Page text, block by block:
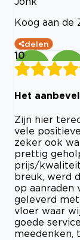
Koog aan de
delen
10
Het
Zijn hier
vele
zeker ook
prettig
prijs/
breuk, werd
op aanraden
geleverd
vloer waar
goede
meedenken,